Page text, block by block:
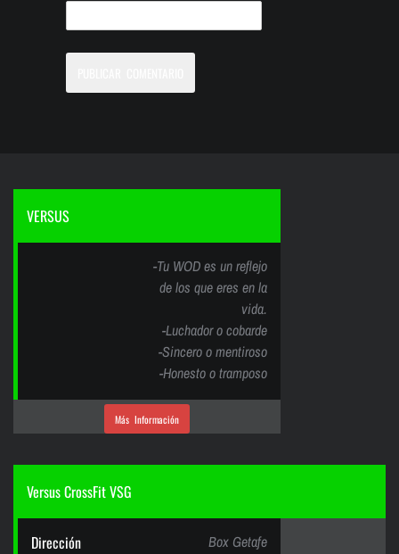
VERSUS
-Tu WOD es un reflejo
de los que eres en la
vida.
-Luchador o cobarde
-Sincero o mentiroso
-Honesto o tramposo
Más Información
Versus CrossFit VSG
Dirección
Box Getafe